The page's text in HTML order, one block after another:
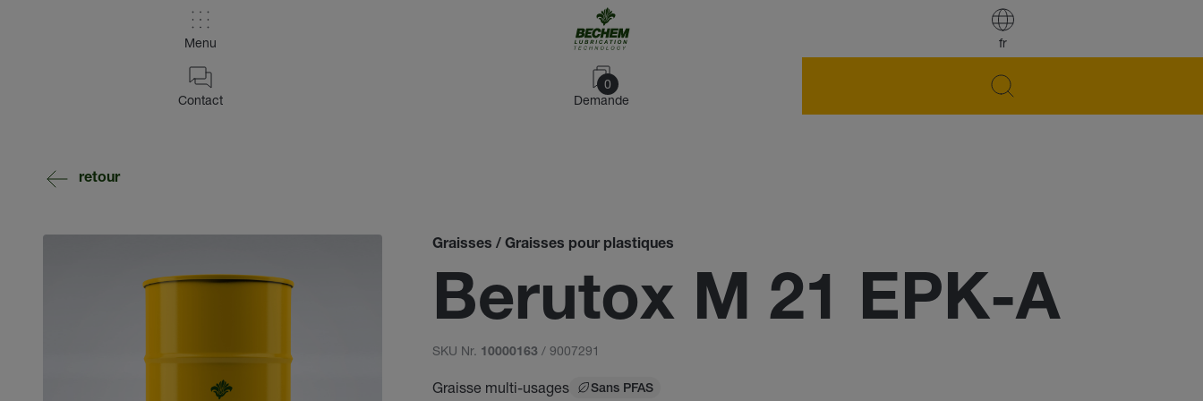
fr
Menu
0
Demande
Contact
retour
Graisses / Graisses pour plastiques
Berutox M 21 EPK-A
SKU Nr. 10000163 / 9007291
Graisse multi-usages Sans PFAS